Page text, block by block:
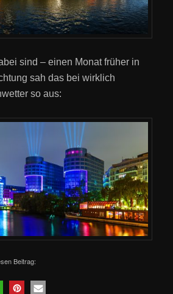
sind – einen Monat früher in
sah das bei wirklich
so aus:
Beitrag: